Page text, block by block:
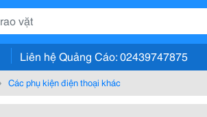
Liên hệ Quảng Cáo: 02439747875
Các phụ kiện điện thoại khác